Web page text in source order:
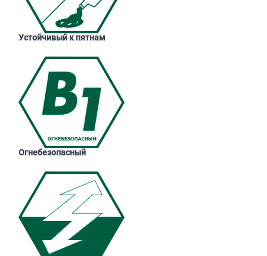
Устойчивый к пятнам
Огнебезопасный